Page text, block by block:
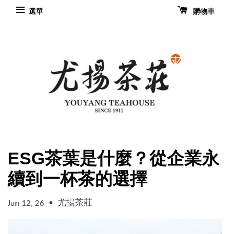
選單 購物車
ESG茶葉是什麼？從企業永
續到一杯茶的選擇
Jun 12, 26 • 尤揚茶莊